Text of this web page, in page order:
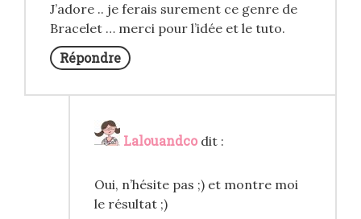
J’adore .. je ferais surement ce genre de
Bracelet … merci pour l’idée et le tuto.
Répondre
Lalouandco dit :
Oui, n’hésite pas ;) et montre moi
le résultat ;)